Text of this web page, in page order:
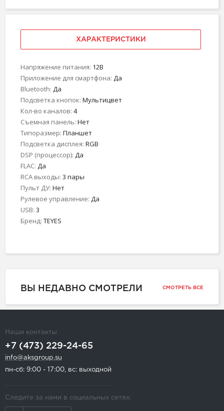
ХАРАКТЕРИСТИКИ
Напряжение питания: 12В
Приложение для смартфона: Да
Bluetooth: Да
Подсветка кнопок: Мультицвет
Кол-во каналов: 4
Съемная панель: Нет
Типоразмер: Планшет
Подсветка дисплея: RGB
DSP (процессор): Да
FLAC: Да
RCA выходы: 3 пары
Пульт ДУ: Нет
Рулевое управление: Да
USB: 3
Бренд: TEYES
ВЫ НЕДАВНО СМОТРЕЛИ СМОТРЕТЬ ВСЕ
Наши контакты
+7 (473) 229-24-65
info@aksgroup.su
пн-сб: 9:00 - 17:00, вс: выходной
Следите за нами в социальных сетях: